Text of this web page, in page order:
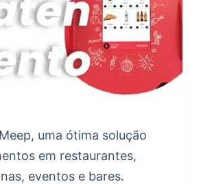
uma ótima solução
em restaurantes,
eventos e bares.